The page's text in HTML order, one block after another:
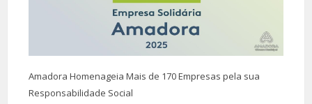
Amadora Homenageia Mais de 170 Empresas pela sua
Responsabilidade Social